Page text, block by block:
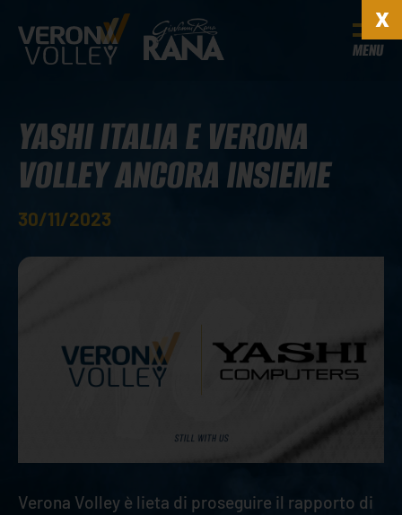
MENU
YASHI ITALIA E VERONA
VOLLEY ANCORA INSIEME
30/11/2023
Verona Volley è lieta di proseguire il rapporto di